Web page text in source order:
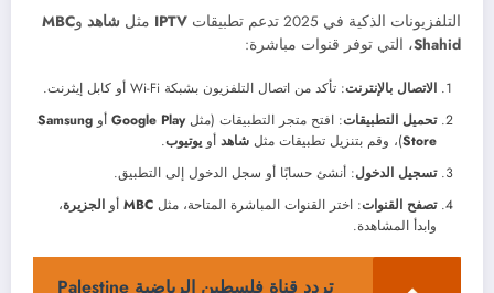
التلفزيونات الذكية في 2025 تدعم تطبيقات IPTV مثل شاهد وMBC
Shahid، التي توفر قنوات مباشرة:
الاتصال بالإنترنت: تأكد من اتصال التلفزيون بشبكة Wi-Fi أو كابل إيثرنت.
تحميل التطبيقات: افتح متجر التطبيقات (مثلGoogle Play أو Samsung
Store)، وقم بتنزيل تطبيقات مثل شاهد أو يوتيوب.
تسجيل الدخول: أنشئ حسابًا أو سجل الدخول إلى التطبيق.
تصفح القنوات: اختر القنوات المباشرة المتاحة، مثل MBC أو الجزيرة،
وابدأ المشاهدة.
تردد قناة فلسطين الرياضية Palestine